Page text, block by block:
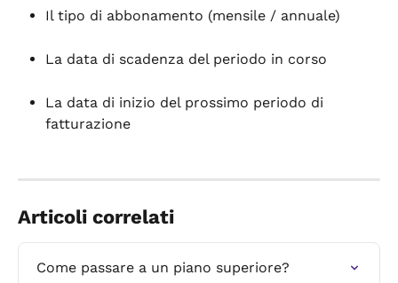
Il tipo di abbonamento (mensile / annuale)
La data di scadenza del periodo in corso
La data di inizio del prossimo periodo di
fatturazione
Articoli correlati
Come passare a un piano superiore?